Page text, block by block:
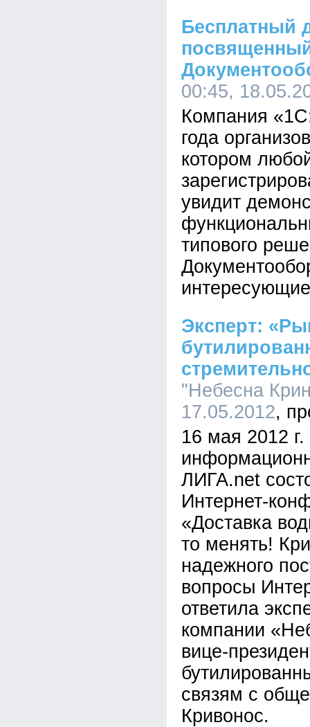
Бесплатный
00:45,
Компания
года
котором
увидит
типового
Эксперт:
"Небесна
17.05.2012
16 мая 2012
ЛИГА.net
Интернет-
«Доставка
то менять!
надежного
вопросы
ответила
компании
вице-
связям с
Кривонос.